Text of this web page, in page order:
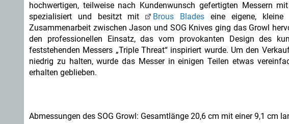
hochwertigen, teilweise nach Kundenwunsch gefertigten Messern mit
spezialisiert und besitzt mit
Brous Bladeseine eigene, kleine
Zusammenarbeit zwischen Jason und SOG Knives ging das Growl
den professionellen Einsatz, das vom provokanten Design des
feststehenden Messers „Triple Threat“ inspiriert wurde. Um den
niedrig zu halten, wurde das Messer in einigen Teilen etwas
erhalten geblieben.
Abmessungen des SOG Growl: Gesamtlänge 20,6 cm mit einer 9,1 cm